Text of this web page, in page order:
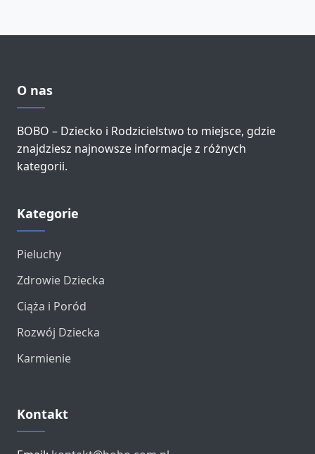
O nas
BOBO – Dziecko i Rodzicielstwo to miejsce, gdzie
znajdziesz najnowsze informacje z różnych
kategorii.
Kategorie
Pieluchy
Zdrowie Dziecka
Ciąża i Poród
Rozwój Dziecka
Karmienie
Kontakt